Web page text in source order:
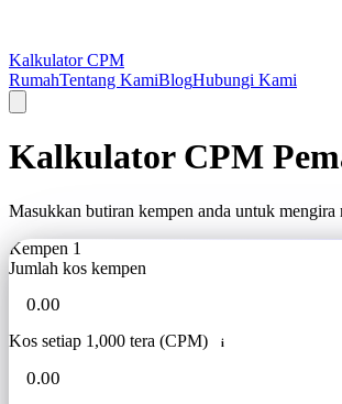
Kalkulator CPM
RumahTentang KamiBlogHubungi Kami
Kalkulator CPM
Masukkan butiran kempen anda untuk
Kempen 1
Jumlah kos kempen
Kos setiap 1,000 tera (CPM) i